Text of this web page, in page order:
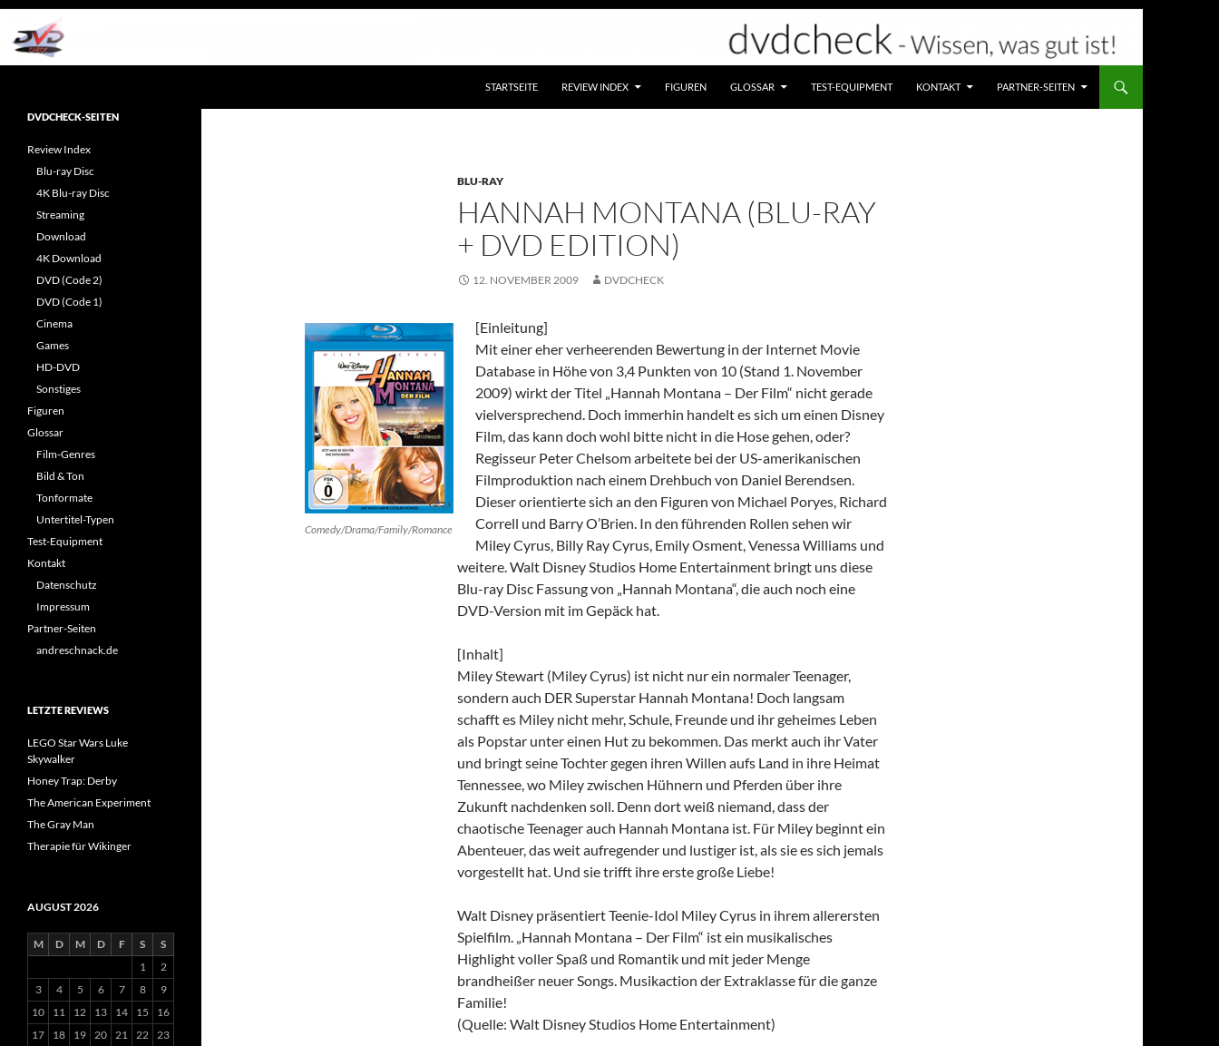
Zum
Inhalt
springen
STARTSEITE REVIEW INDEX FIGUREN GLOSSAR TEST-EQUIPMENT KONTAKT PARTNER-SEITEN
BLU-RAY
HANNAH MONTANA (BLU-RAY
+ DVD EDITION)
12. NOVEMBER 2009 DVDCHECK
Comedy/Drama/Family/Romance
[Einleitung]
Mit einer eher verheerenden Bewertung in der Internet Movie
Database in Höhe von 3,4 Punkten von 10 (Stand 1. November
2009) wirkt der Titel „Hannah Montana – Der Film“ nicht gerade
vielversprechend. Doch immerhin handelt es sich um einen Disney
Film, das kann doch wohl bitte nicht in die Hose gehen, oder?
Regisseur Peter Chelsom arbeitete bei der US-amerikanischen
Filmproduktion nach einem Drehbuch von Daniel Berendsen.
Dieser orientierte sich an den Figuren von Michael Poryes, Richard
Correll und Barry O’Brien. In den führenden Rollen sehen wir
Miley Cyrus, Billy Ray Cyrus, Emily Osment, Venessa Williams und
weitere. Walt Disney Studios Home Entertainment bringt uns diese
Blu-ray Disc Fassung von „Hannah Montana“, die auch noch eine
DVD-Version mit im Gepäck hat.
[Inhalt]
Miley Stewart (Miley Cyrus) ist nicht nur ein normaler Teenager,
sondern auch DER Superstar Hannah Montana! Doch langsam
schafft es Miley nicht mehr, Schule, Freunde und ihr geheimes Leben
als Popstar unter einen Hut zu bekommen. Das merkt auch ihr Vater
und bringt seine Tochter gegen ihren Willen aufs Land in ihre Heimat
Tennessee, wo Miley zwischen Hühnern und Pferden über ihre
Zukunft nachdenken soll. Denn dort weiß niemand, dass der
chaotische Teenager auch Hannah Montana ist. Für Miley beginnt ein
Abenteuer, das weit aufregender und lustiger ist, als sie es sich jemals
vorgestellt hat. Und sie trifft ihre erste große Liebe!
Walt Disney präsentiert Teenie-Idol Miley Cyrus in ihrem allerersten
Spielfilm. „Hannah Montana – Der Film“ ist ein musikalisches
Highlight voller Spaß und Romantik und mit jeder Menge
brandheißer neuer Songs. Musikaction der Extraklasse für die ganze
Familie!
(Quelle: Walt Disney Studios Home Entertainment)
Reviews rund ums Heimkino &
DVDCHECK-SEITEN
Review Index
Blu-ray Disc
4K Blu-ray Disc
Streaming
Download
4K Download
DVD (Code 2)
DVD (Code 1)
Cinema
Games
HD-DVD
Sonstiges
Figuren
Glossar
Film-Genres
Bild & Ton
Tonformate
Untertitel-Typen
Test-Equipment
Kontakt
Datenschutz
Impressum
Partner-Seiten
andreschnack.de
LETZTE REVIEWS
LEGO Star Wars Luke
Skywalker
Honey Trap: Derby
The American Experiment
The Gray Man
Therapie für Wikinger
AUGUST 2026
M D M D F S
S
1
2
3
4 5 6 7 8
9
10
11 12 13 14 15
16
17
18 19 20 21 22 23